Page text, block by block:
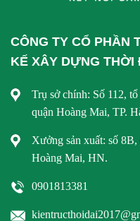
CÔNG TY CỔ PHẦN
KẾ XÂY DỰNG THỜI
Trụ sở chính: Số 112,
quận Hoàng Mai, TP.
Xưởng sản xuất: số
Hoàng Mai, HN.
0901813381